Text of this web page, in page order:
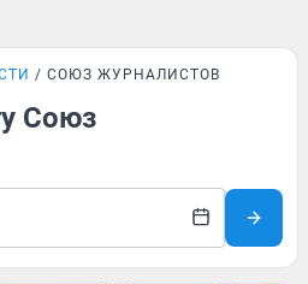
СОЮЗ ЖУРНАЛИСТОВ
Союз